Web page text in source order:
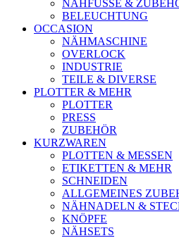
NÄHFUSSE &
BELEUCHTUNG
OCCASION
NÄHMASCHINE
OVERLOCK
INDUSTRIE
TEILE & DIVERSE
PLOTTER & MEHR
PLOTTER
PRESS
ZUBEHÖR
KURZWAREN
PLOTTEN & MESSEN
ETIKETTEN & MEHR
SCHNEIDEN
ALLGEMEINES
NÄHNADELN &
KNÖPFE
NÄHSETS